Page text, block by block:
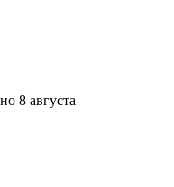
8 августа